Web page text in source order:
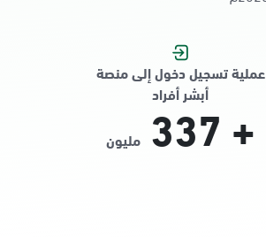
عملية تسجيل دخول إلى منصة
أبشر أفراد
+
337 مليون